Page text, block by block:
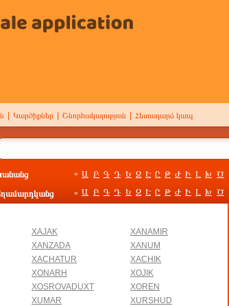
Կարծիքներ Շնորհակալություն Հետադարձ կապ
» Ա Բ Գ Դ Ե Զ Է Ը Թ Ժ Ի Լ Խ Ծ
» Ա Բ Գ Դ Ե Զ Է Ը Թ Ժ Ի Լ Խ Ծ
XAJAK
XANAMIR
XANZADA
XANUM
XACHATUR
XACHIK
XONARH
XOJIK
XOSROVADUXT
XOREN
XUMAR XURSHUD